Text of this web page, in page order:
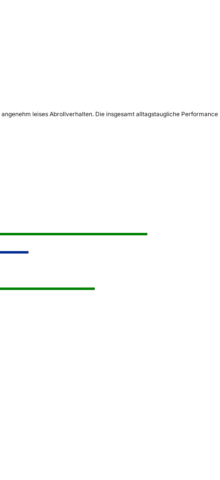
leises Abrollverhalten. Die insgesamt alltagstaugliche Performance